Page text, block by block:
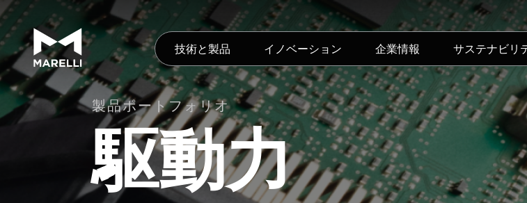
技術と製品 イノベーション 企業情報 サステナビリ
製品ポートフォリオ
駆動力